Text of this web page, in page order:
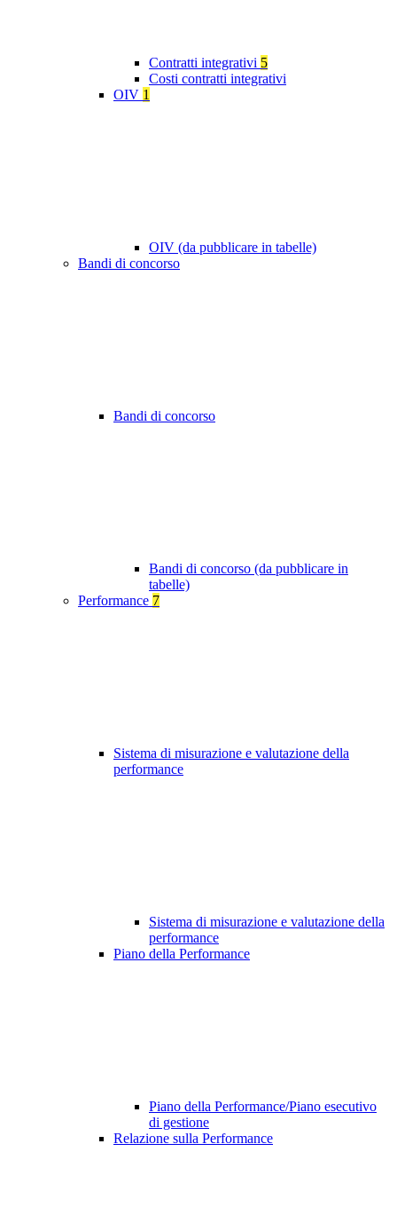
Contratti integrativi 5
Costi contratti integrativi
OIV 1
OIV (da pubblicare in tabelle)
Bandi di concorso
Bandi di concorso
Bandi di concorso (da pubblicare in
tabelle)
Performance 7
Sistema di misurazione e valutazione della
performance
Sistema di misurazione e valutazione della
performance
Piano della Performance
Piano della Performance/Piano esecutivo
di gestione
Relazione sulla Performance